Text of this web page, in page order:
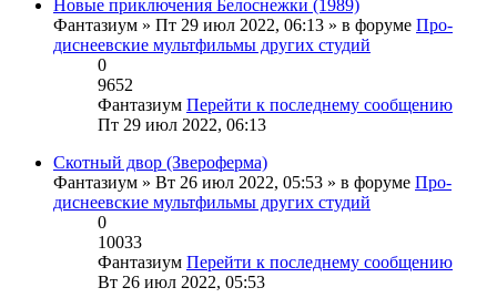
Новые приключения Белоснежки (1989)
Фантазиум » Пт 29 июл 2022, 06:13 » в форуме Про-
диснеевские мультфильмы других студий
0
9652
Фантазиум Перейти к последнему сообщению
Пт 29 июл 2022, 06:13
Скотный двор (Звероферма)
Фантазиум » Вт 26 июл 2022, 05:53 » в форуме Про-
диснеевские мультфильмы других студий
0
10033
Фантазиум Перейти к последнему сообщению
Вт 26 июл 2022, 05:53